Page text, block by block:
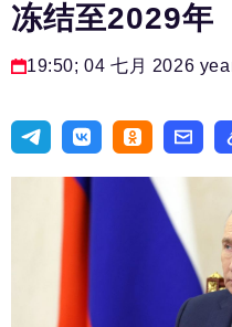
房间人
法律实务
旅游业
编辑部的电话号码: +7 495
冻结至2029年
19:50; 04 七月 2026